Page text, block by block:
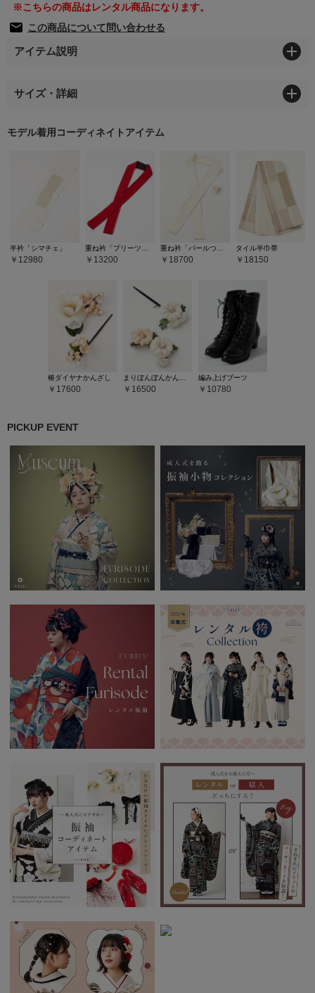
この商品について問い合わせる
アイテム説明
サイズ・詳細
モデル着用コーディネイトアイテム
半衿「シマチェ」
12980 13200 18700
タイル半巾帯
18150
椿ダイヤナかんざし
17600 16500
編み上げブーツ
10780
PICKUP EVENT
※こちらの商品はレンタル商品になります。